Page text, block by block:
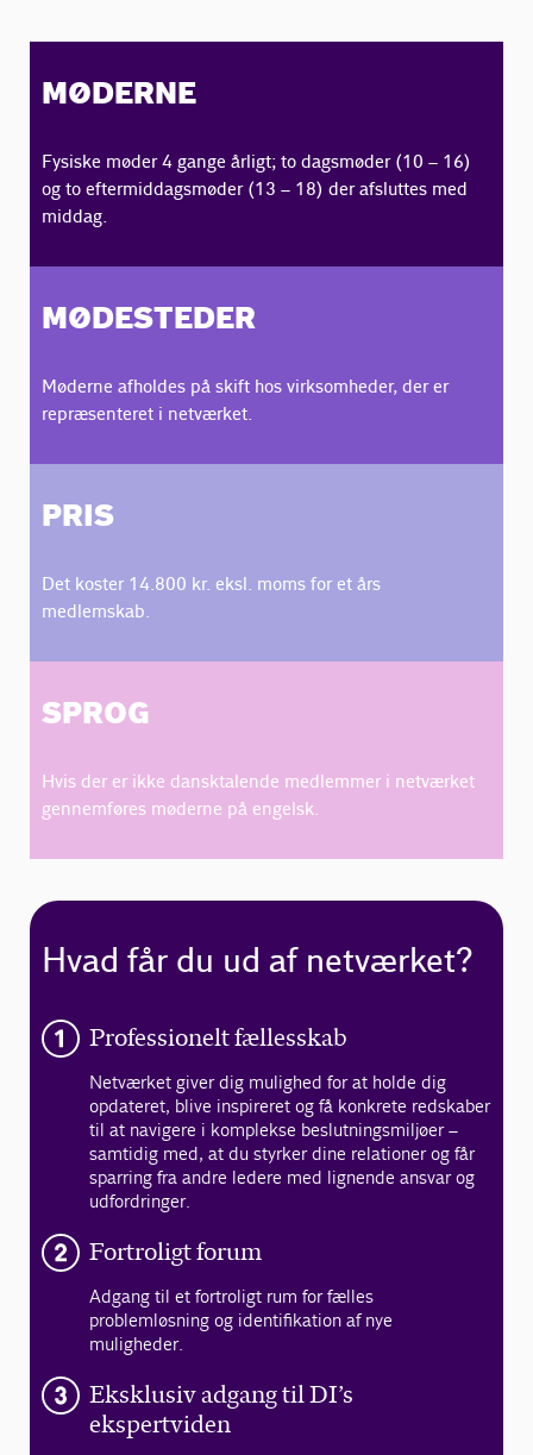
MØDERNE
Fysiske møder 4 gange årligt; to dagsmøder (10 – 16)
og to eftermiddagsmøder (13 – 18) der afsluttes med
middag.
MØDESTEDER
Møderne afholdes på skift hos virksomheder, der er
repræsenteret i netværket.
PRIS
Det koster 14.800 kr. eksl. moms for et års
medlemskab.
SPROG
Hvis der er ikke dansktalende medlemmer i netværket
gennemføres møderne på engelsk.
Hvad får du ud af netværket?
Professionelt fællesskab
Netværket giver dig mulighed for at holde dig
opdateret, blive inspireret og få konkrete redskaber
til at navigere i komplekse beslutningsmiljøer –
samtidig med, at du styrker dine relationer og får
sparring fra andre ledere med lignende ansvar og
udfordringer.
Fortroligt forum
Adgang til et fortroligt rum for fælles
problemløsning og identifikation af nye
muligheder.
Eksklusiv adgang til DI’s
ekspertviden